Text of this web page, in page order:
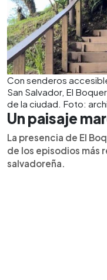
Con senderos
San Salvador, El
de la ciudad. Foto:
Un paisaje
La presencia de El
de los episodios más
salvadoreña.